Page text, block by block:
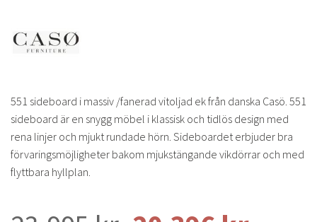
551 sideboard i massiv /fanerad vitoljad ek från danska Casö. 551
sideboard är en snygg möbel i klassisk och tidlös design med
rena linjer och mjukt rundade hörn. Sideboardet erbjuder bra
förvaringsmöjligheter bakom mjukstängande vikdörrar och med
flyttbara hyllplan.